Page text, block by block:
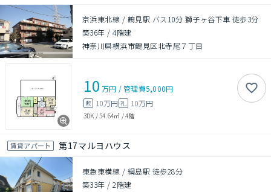
京浜東北線 / 鶴見駅 バス10分 獅子ヶ谷下車 徒歩3分
築36年 /4階建
神奈川県横浜市鶴見区北寺尾７丁目
10 万円 /管理費5,000円
敷 10万円 礼 10万円
3DK /54.64㎡ /4階
賃貸アパート 第17マルヨハウス
東急東横線 / 綱島駅 徒歩28分
築33年 /2階建